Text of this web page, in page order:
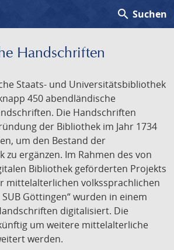
search Suchen
Handschriften
Staats- und Universitätsbibliothek
450 abendländische
Die Handschriften
der Bibliothek im Jahr 1734
um den Bestand der
zu ergänzen. Im Rahmen des von
Bibliothek geförderten Projekts
mittelalterlichen volkssprachlichen
Göttingen“ wurden in einem
digitalisiert. Die
um weitere mittelalterliche
werden.